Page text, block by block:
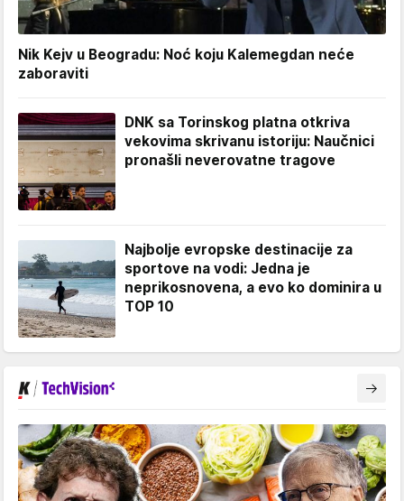
Nik Kejv u Beogradu: Noć koju Kalemegdan neće
zaboraviti
DNK sa Torinskog platna otkriva
vekovima skrivanu istoriju: Naučnici
pronašli neverovatne tragove
Najbolje evropske destinacije za
sportove na vodi: Jedna je
neprikosnovena, a evo ko dominira u
TOP 10